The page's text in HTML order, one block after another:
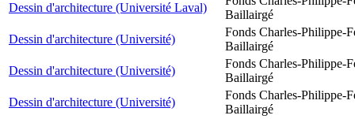
Dessin d'architecture (Université Laval)
Baillairgé
Dessin d'architecture (Université)
Fonds Charles-Philippe-
Baillairgé
Dessin d'architecture (Université)
Fonds Charles-Philippe-
Baillairgé
Dessin d'architecture (Université)
Fonds Charles-Philippe-
Baillairgé